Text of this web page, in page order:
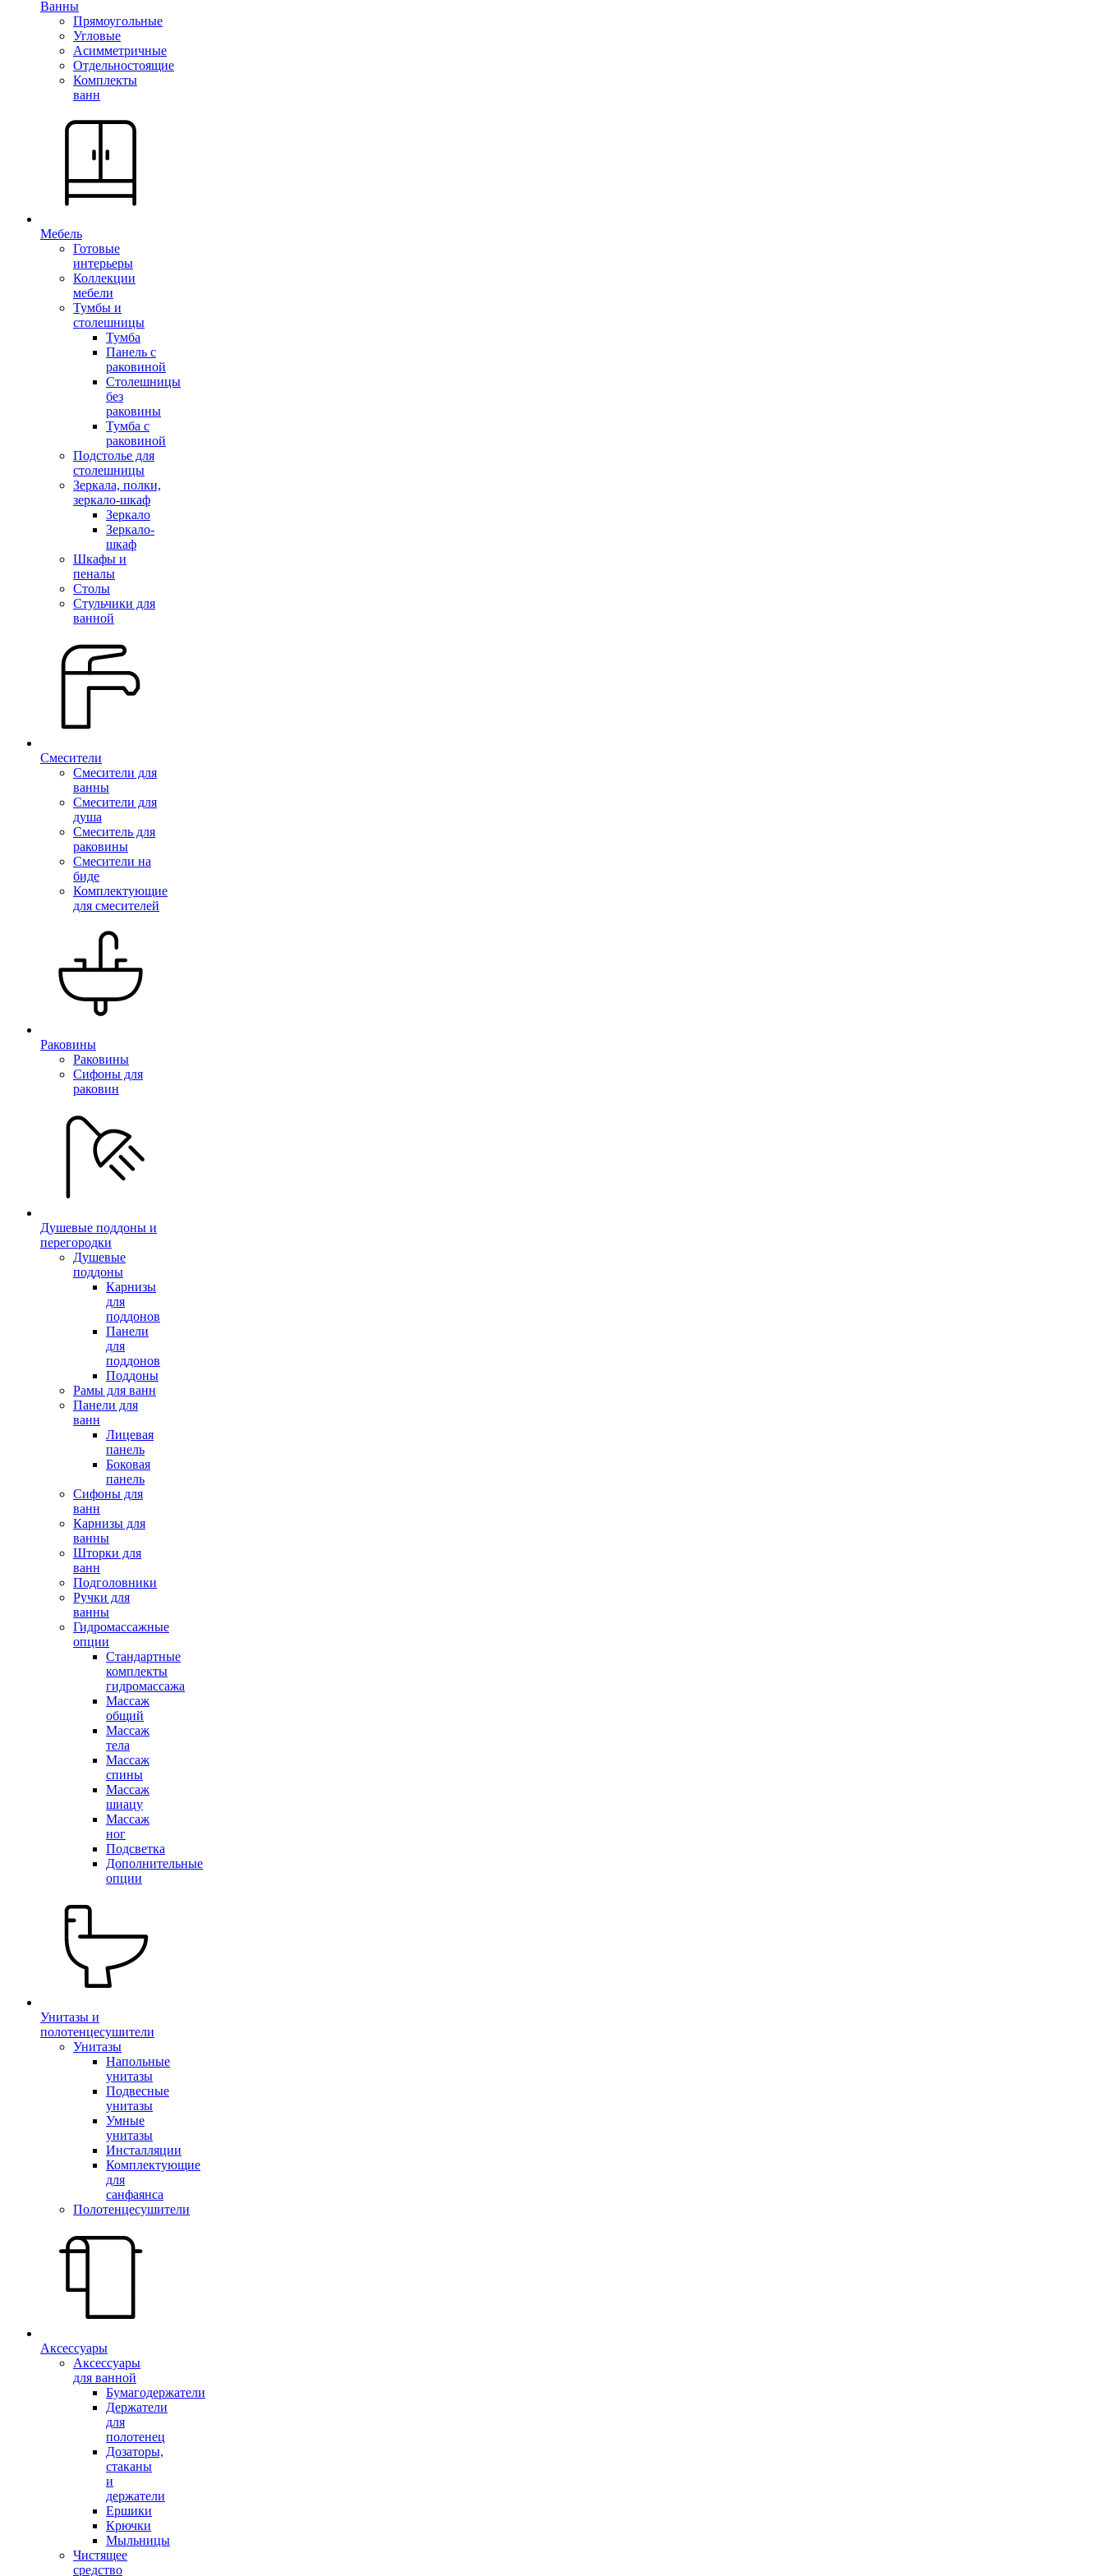
Ванны
Прямоугольные
Угловые
Асимметричные
Отдельностоящие
Комплекты
ванн
Мебель
Готовые
интерьеры
Коллекции
мебели
Тумбы и
столешницы
Тумба
Панель с
раковиной
Столешницы
без
раковины
Тумба с
раковиной
Подстолье для
столешницы
Зеркала, полки,
зеркало-шкаф
Зеркало
Зеркало-
шкаф
Шкафы и
пеналы
Столы
Стульчики для
ванной
Смесители
Смесители для
ванны
Смесители для
душа
Смеситель для
раковины
Смесители на
биде
Комплектующие
для смесителей
Раковины
Раковины
Сифоны для
раковин
Душевые поддоны и
перегородки
Душевые
поддоны
Карнизы
для
поддонов
Панели
для
поддонов
Поддоны
Рамы для ванн
Панели для
ванн
Лицевая
панель
Боковая
панель
Сифоны для
ванн
Карнизы для
ванны
Шторки для
ванн
Подголовники
Ручки для
ванны
Гидромассажные
опции
Стандартные
комплекты
гидромассажа
Массаж
общий
Массаж
тела
Массаж
спины
Массаж
шиацу
Массаж
ног
Подсветка
Дополнительные
опции
Унитазы и
полотенцесушители
Унитазы
Напольные
унитазы
Подвесные
унитазы
Умные
унитазы
Инсталляции
Комплектующие
для
санфаянса
Полотенцесушители
Аксессуары
Аксессуары
для ванной
Бумагодержатели
Держатели
для
полотенец
Дозаторы,
стаканы
и
держатели
Ершики
Крючки
Мыльницы
Чистящее
средство